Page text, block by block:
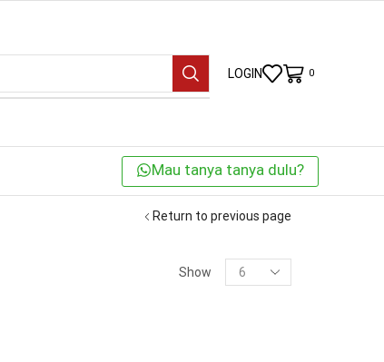
LOGIN 0
Mau tanya tanya dulu?
Return to previous page
Show